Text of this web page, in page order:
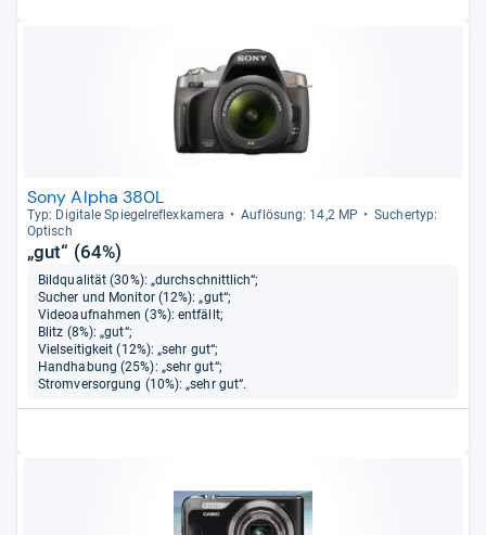
Sony Alpha 380L
Typ: Digi­tale Spie­gel­re­flex­ka­mera Auf­lö­sung: 14,2 MP
Sucher­typ:
Optisch
„gut“ (64%)
Bildqualität (30%): „durchschnittlich“;
Sucher und Monitor (12%): „gut“;
Videoaufnahmen (3%): entfällt;
Blitz (8%): „gut“;
Vielseitigkeit (12%): „sehr gut“;
Handhabung (25%): „sehr gut“;
Stromversorgung (10%): „sehr gut“.